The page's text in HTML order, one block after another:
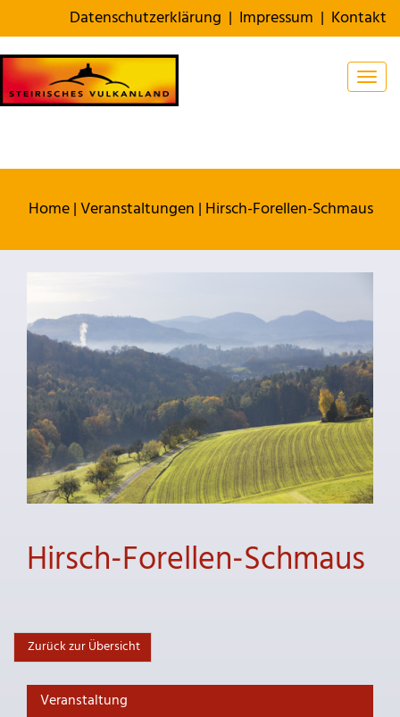
Datenschutzerklärung | Impressum | Kontakt
Home|Veranstaltungen | Hirsch-Forellen-Schmaus
Hirsch-Forellen-Schmaus
Zurück zur Übersicht
Veranstaltung